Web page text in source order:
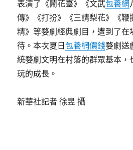
表演了《鬧花臺》《文武包養網
傳》《打扮》《三請梨花》《鞭
精》等婺劇經典劇目，遭到了在
待。本次夏日包養網價錢婺劇送
統婺劇文明在村落的群眾基本，
玩的成長。
新華社記者 徐昱 攝